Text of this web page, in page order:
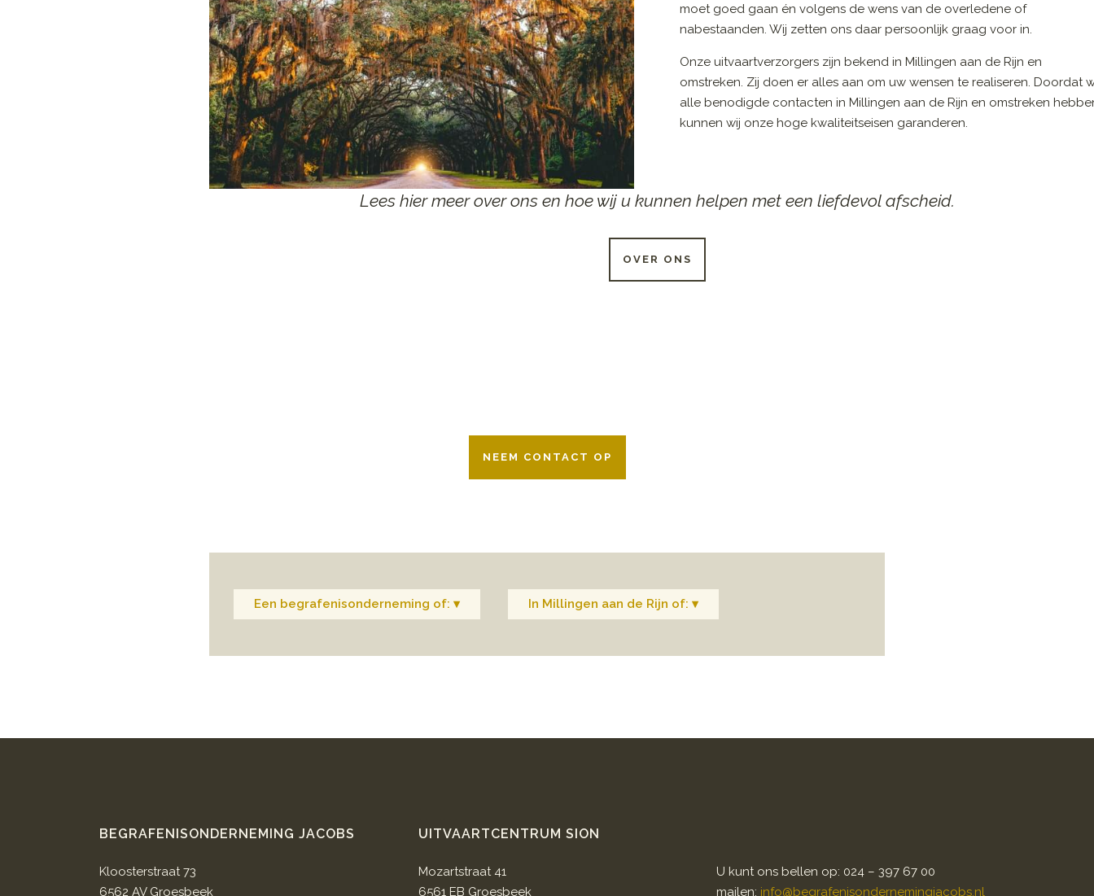
moet goed gaan én volgens de wens van de overledene of
nabestaanden. Wij zetten ons daar persoonlijk graag voor in.
Onze uitvaartverzorgers zijn bekend in Millingen aan de Rijn en
omstreken. Zij doen er alles aan om uw wensen te realiseren. Doordat
alle benodigde contacten in Millingen aan de Rijn en omstreken
kunnen wij onze hoge kwaliteitseisen garanderen.
Lees hier meer over ons en hoe wij u kunnen helpen met een liefdevol afscheid.
OVER ONS
NEEM CONTACT OP
Een begrafenisonderneming of: ▾ In Millingen aan de Rijn of: ▾
BEGRAFENISONDERNEMING JACOBS
Kloosterstraat 73
6562 AV Groesbeek
UITVAARTCENTRUM SION
Mozartstraat 41
6561 EB Groesbeek
U kunt ons bellen op: 024 – 397 67 00
mailen: info@begrafenisondernemingjacobs.nl